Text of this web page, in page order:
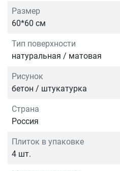
Размер
60*60 см
Тип поверхности
натуральная / матовая
Рисунок
бетон / штукатурка
Страна
Россия
Плиток в упаковке
4 шт.